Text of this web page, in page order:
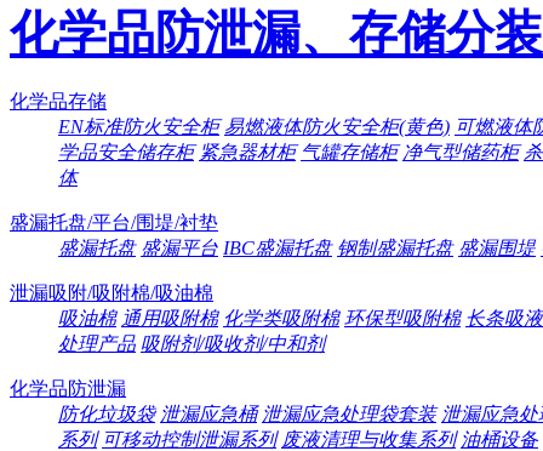
化学品防泄漏、存储分装
化学品存储
EN标准防火安全柜 易燃液体防火安全柜(黄色) 可燃液体
学品安全储存柜 紧急器材柜 气罐存储柜 净气型储药柜
体
盛漏托盘/平台/围堤/衬垫
盛漏托盘 盛漏平台 IBC盛漏托盘 钢制盛漏托盘 盛漏围堤
泄漏吸附/吸附棉/吸油棉
吸油棉 通用吸附棉 化学类吸附棉 环保型吸附棉 长条吸
处理产品 吸附剂/吸收剂/中和剂
化学品防泄漏
防化垃圾袋 泄漏应急桶 泄漏应急处理袋套装 泄漏应急
系列 可移动控制泄漏系列 废液清理与收集系列 油桶设备